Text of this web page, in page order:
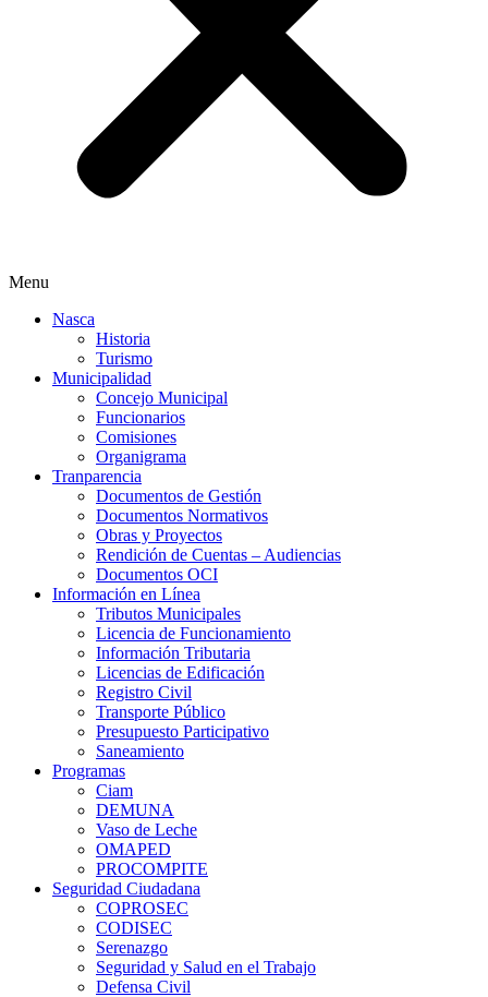
Menu
Nasca
Historia
Turismo
Municipalidad
Concejo Municipal
Funcionarios
Comisiones
Organigrama
Tranparencia
Documentos de Gestión
Documentos Normativos
Obras y Proyectos
Rendición de Cuentas – Audiencias
Documentos OCI
Información en Línea
Tributos Municipales
Licencia de Funcionamiento
Información Tributaria
Licencias de Edificación
Registro Civil
Transporte Público
Presupuesto Participativo
Saneamiento
Programas
Ciam
DEMUNA
Vaso de Leche
OMAPED
PROCOMPITE
Seguridad Ciudadana
COPROSEC
CODISEC
Serenazgo
Seguridad y Salud en el Trabajo
Defensa Civil